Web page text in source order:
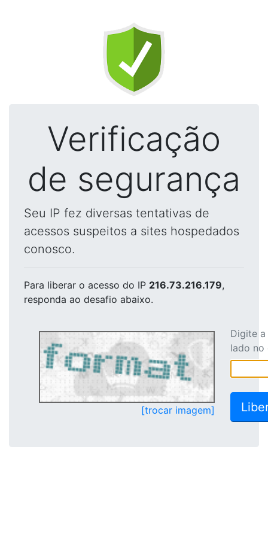
Verificação
de segurança
Seu IP fez diversas tentativas de
acessos suspeitos a sites hospedados
conosco.
Para liberar o acesso do IP 216.73.216.179,
responda ao desafio abaixo.
[trocar imagem]
Digite
lado no